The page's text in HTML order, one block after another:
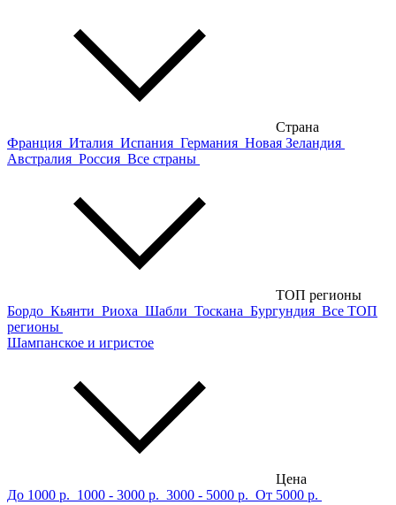
Страна
Франция Италия Испания Германия Новая Зеландия
Австралия Россия Все страны
ТОП регионы
Бордо Кьянти Риоха Шабли Тоскана Бургундия Все ТОП
регионы
Шампанское и игристое
Цена
До 1000 р. 1000 - 3000 р. 3000 - 5000 р. От 5000 р.